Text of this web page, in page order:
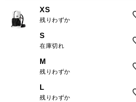
XS
残りわずか
S
在庫切れ
M
残りわずか
L
残りわずか